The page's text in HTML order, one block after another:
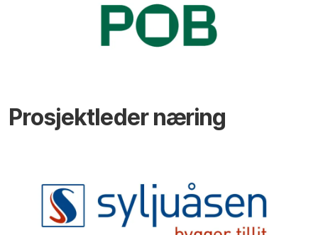
Prosjektleder næring